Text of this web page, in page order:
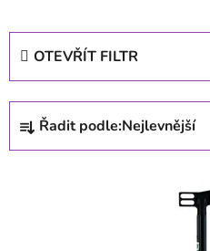
OTEVŘÍT FILTR
Řazení produktů
Řadit podle:Nejlevnější